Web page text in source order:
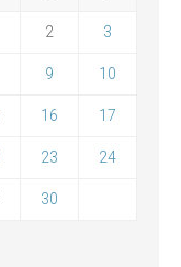
2 3
9 10
16 17
23 24
30